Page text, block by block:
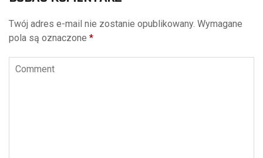
Twój adres e-mail nie zostanie opublikowany. Wymagane
pola są oznaczone *